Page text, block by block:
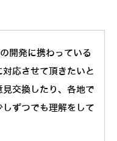
開発に携わっている
応させて頂きたいと
交換したり、各地で
ずつでも理解をして